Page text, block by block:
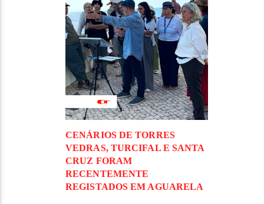
CENÁRIOS DE TORRES
VEDRAS, TURCIFAL E SANTA
CRUZ FORAM
RECENTEMENTE
REGISTADOS EM AGUARELA